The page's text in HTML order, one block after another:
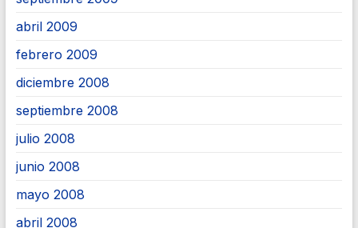
abril 2009
febrero 2009
diciembre 2008
septiembre 2008
julio 2008
junio 2008
mayo 2008
abril 2008